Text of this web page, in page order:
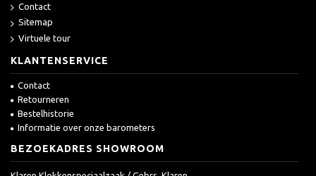
Contact
Sitemap
Virtuele tour
KLANTENSERVICE
Contact
Retourneren
Bestelhistorie
Informatie over onze barometers
BEZOEKADRES SHOWROOM